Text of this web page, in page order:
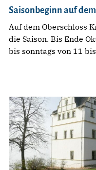
Saisonbeginn auf
Auf dem Oberschloss
die Saison. Bis Ende
bis sonntags von 11